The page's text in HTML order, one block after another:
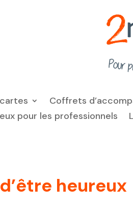
Coffrets
pour les professionnels
heureux